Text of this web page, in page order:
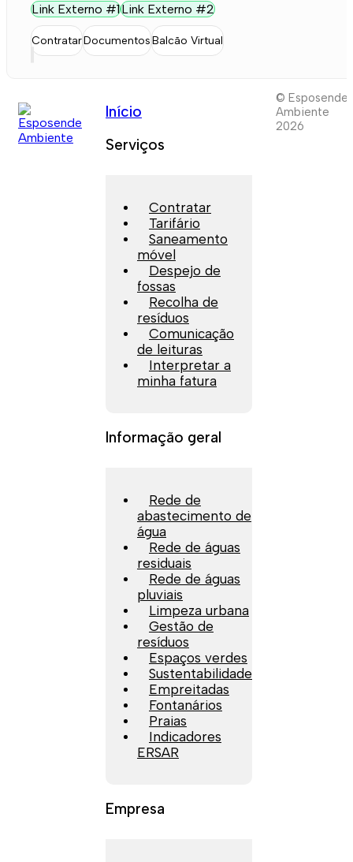
Link Externo #1Link Externo #2
ContratarDocumentosBalcão Virtual
Início
Serviços
Contratar
Tarifário
Saneamento
móvel
Despejo de
fossas
Recolha de
resíduos
Comunicação
de leituras
Interpretar a
minha fatura
Informação geral
Rede de
abastecimento de
água
Rede de águas
residuais
Rede de águas
pluviais
Limpeza urbana
Gestão de
resíduos
Espaços verdes
Sustentabilidade
Empreitadas
Fontanários
Praias
Indicadores
ERSAR
Empresa
© Esposende
Ambiente
2026